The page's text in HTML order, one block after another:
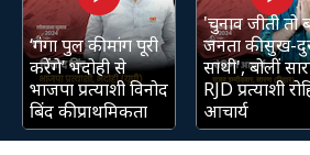
‘गंगा पुल की मांग पूरी
करेंगे’ भदोही से
भाजपा प्रत्याशी विनोद
बिंद की प्राथमिकता
'चुनाव जीती तो
जनता की सुख-
साथी', बोलीं
RJD प्रत्याशी
आचार्य